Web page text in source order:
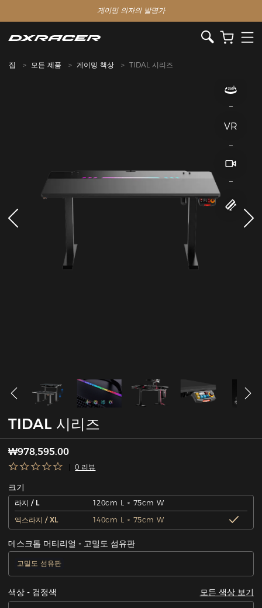
게이밍 의자의 발명가
집 모든 제품 게이밍 책상 TIDAL 시리즈
VR
TIDAL 시리즈
₩978,595.00
0 리뷰
크기
라지 / L
120cm L × 75cm W
엑스라지 / XL
140cm L × 75cm W
데스크톱 머티리얼 - 고밀도 섬유판
고밀도 섬유판
색상 - 검정색 모든 색상 보기